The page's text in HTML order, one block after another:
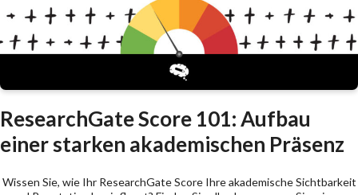
ResearchGate Score 101: Aufbau
einer starken akademischen Präsenz
Wissen Sie, wie Ihr ResearchGate Score Ihre akademische Sichtbarkeit